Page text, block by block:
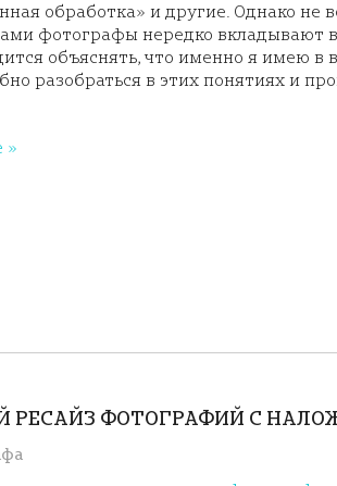
обработка» и другие. Однако
фотографы нередко вкладывают
объяснять, что именно я имею в
разобраться в этих понятиях и
»
РЕСАЙЗ ФОТОГРАФИЙ С